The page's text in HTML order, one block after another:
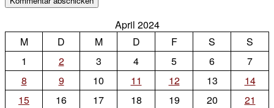
April 2024
M
D M D F S
S
1
2 3 4 5 6
7
8
9 10 11 12 13
14
15
16 17 18 19 20
21